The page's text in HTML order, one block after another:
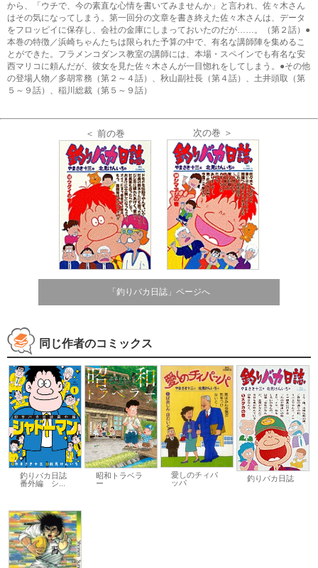
から、「ウチで、今の素直な心情を書いてみませんか」と言われ、佐々木さん
はその気になってしまう。第一回分の文章を書き終えた佐々木さんは、データ
をフロッピイに保存し、会社の金庫にしまっておいたのだが……。（第２話）●
本巻の特徴／浜崎ちゃんたちは限られた予算の中で、有名な講師陣を集めるこ
とができた。フラメンコダンス教室の講師には、本場・スペインでも有名な安
西マリコに頼んだが、彼女を見た佐々木さんが一目惚れをしてしまう。●その他
の登場人物／多胡常務（第２～４話）、秋山副社長（第４話）、土井頭取（第
５～９話）、稲川総裁（第５～９話）
＜ 前の巻 次の巻 ＞
「釣りバカ日誌」ページへ
同じ作者のコミックス
釣りバカ日誌
番外編 シ...
昭和トラベラ
ー
愛しのチィパ
ッパ
釣りバカ日誌